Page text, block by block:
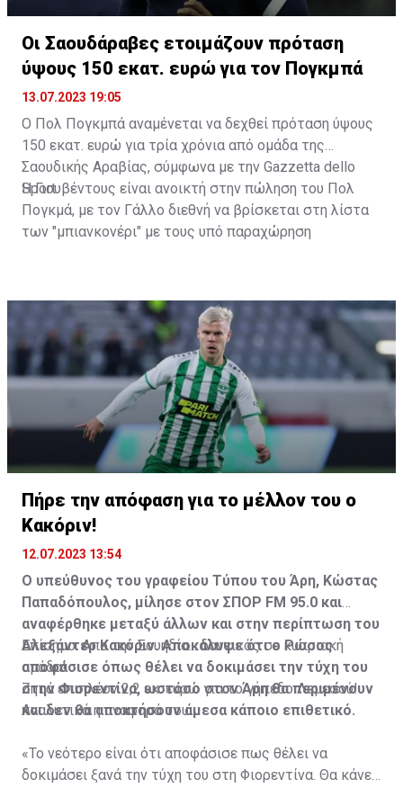
Οι Σαουδάραβες ετοιμάζουν πρόταση
ύψους 150 εκατ. ευρώ για τον Πογκμπά
13.07.2023 19:05
Ο Πολ Πογκμπά αναμένεται να δεχθεί πρόταση ύψους
150 εκατ. ευρώ για τρία χρόνια από ομάδα της
Σαουδικής Αραβίας, σύμφωνα με την Gazzetta dello
Sport.
Η Γιουβέντους είναι ανοικτή στην πώληση του Πολ
Πογκμά, με τον Γάλλο διεθνή να βρίσκεται στη λίστα
των "μπιανκονέρι" με τους υπό παραχώρηση
με την Gazzetta dello Sport, ο 30χρονος μέσος
αναμένεται πολύ σύντομα να δεχθεί πρόταση από
ομάδα της Σαουδικής Αραβίας.
Η προσφορά θα ανέρχεται στα 150 εκατ. ευρώ και
θα αφορά συμβόλαιο ύψους 150 εκατ. ευρώ.
Θυμίζουμε ότι ο Πογκμπά ταξίδεψε πρόσφατα στη
Σαουδική Αραβία και όπως ανέφερα επισκέφτηκε τις
εγκαταστάσεις της Αλ Ιτιχαντ. Το δημοσίευμα,
ωστόσο, της Gazzetta dello Sport δεν κάνει αναφορά
σε συγκεκριμένη ομάδα της Μέσης Ανατολής.
Πήρε την απόφαση για το μέλλον του ο
Κακόριν!
12.07.2023 13:54
Ο υπεύθυνος του γραφείου Τύπου του Άρη, Κώστας
Παπαδόπουλος, μίλησε στον ΣΠΟΡ FM 95.0 και
αναφέρθηκε μεταξύ άλλων και στην περίπτωση του
Αλεξάντερ Κακόριν. Αποκάλυψε ότι ο Ρώσος
αποφάσισε όπως θέλει να δοκιμάσει την τύχη του
στην Φιορεντίνα, ωστόσο στον Άρη θα περιμένουν
και δεν θα αποκτήσουν άμεσα κάποιο επιθετικό.
Επίσημο: Απο την Σουηδία... δανεικός σε κυπριακή
ομάδα!
Ζητά επιπλέον 2,2 εκ. ευρώ για το γήπεδο Λεμεσού!
Αναλυτικά η αναφορά του:
«Το νεότερο είναι ότι αποφάσισε πως θέλει να
δοκιμάσει ξανά την τύχη του στη Φιορεντίνα. Θα κάνει